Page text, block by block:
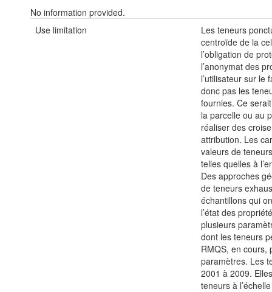
No information provided.
Use limitation
Les teneurs
centroïde de la
l’obligation de
l’anonymat des
l’utilisateur sur le
donc pas les
fournies. Ce
la parcelle ou au
réaliser des
attribution. Les
valeurs de
telles quelles à
Des approches
de teneurs
échantillons qui
l’état des
plusieurs
dont les teneurs
RMQS, en cours,
paramètres. Les
2001 à 2009.
teneurs à